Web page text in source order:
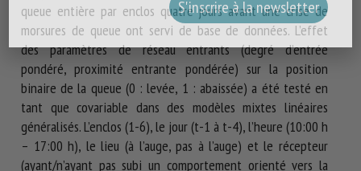
queue entière par enclos quatre jours avant une crise de
morsures de queue ont servi de base de données. L’effet
des paramètres de réseau entrants (degré d’entrée
pondéré, proximité entrante pondérée) sur la position
binaire de la queue (0 : levée, 1 : abaissée) a été testé en
tant que covariable dans des modèles mixtes linéaires
généralisés. L’enclos (1-6), le jour (t-1 à t-4), l’heure (10:00 h
– 17:00 h), le lieu (à l’auge, pas à l’auge) et le récepteur
(ayant/n’ayant pas subi un comportement orienté vers la